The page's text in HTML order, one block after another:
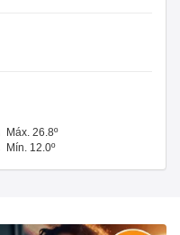
Máx. 26.8º
Mín. 12.0º